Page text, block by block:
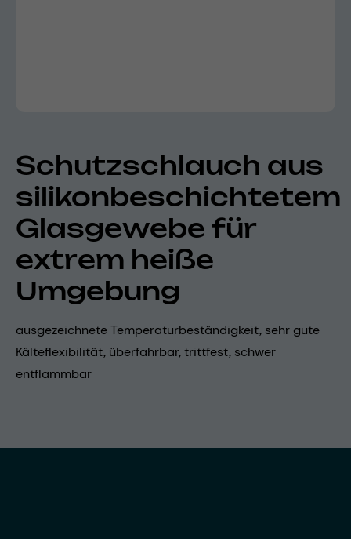
Schutzschlauch aus
silikonbeschichtetem
Glasgewebe für
extrem heiße
Umgebung
ausgezeichnete Temperaturbeständigkeit, sehr gute
Kälteflexibilität, überfahrbar, trittfest, schwer
entflammbar